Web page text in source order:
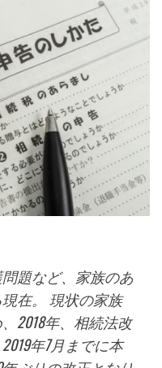
題など、家族のあ
在。 現状の家族
2018年、相続法改
年7月までに本